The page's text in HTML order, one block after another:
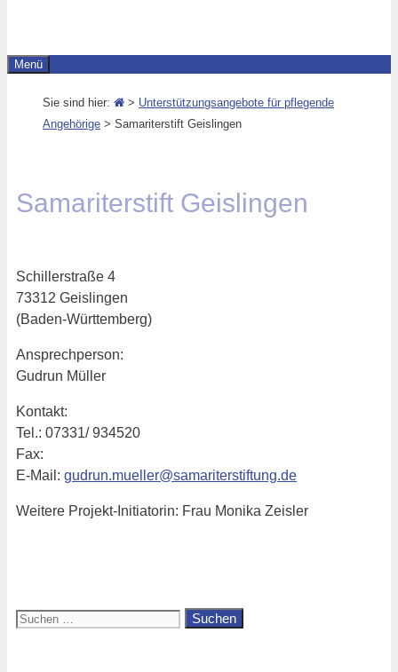
Menü
Sie sind hier: > Unterstützungsangebote für pflegende
Angehörige > Samariterstift Geislingen
Samariterstift Geislingen
Schillerstraße 4
73312 Geislingen
(Baden-Württemberg)
Ansprechperson:
Gudrun Müller
Kontakt:
Tel.: 07331/ 934520
Fax:
E-Mail: gudrun.mueller@samariterstiftung.de
Weitere Projekt-Initiatorin: Frau Monika Zeisler
Suchen